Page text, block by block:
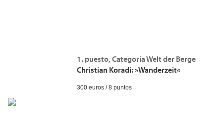
1. puesto, Categoría Welt der Berge
Christian Koradi: »Wanderzeit«
300 euros / 8 puntos